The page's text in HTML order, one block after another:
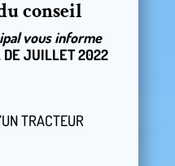
conseil
vous informe
DE JUILLET 2022
TRACTEUR